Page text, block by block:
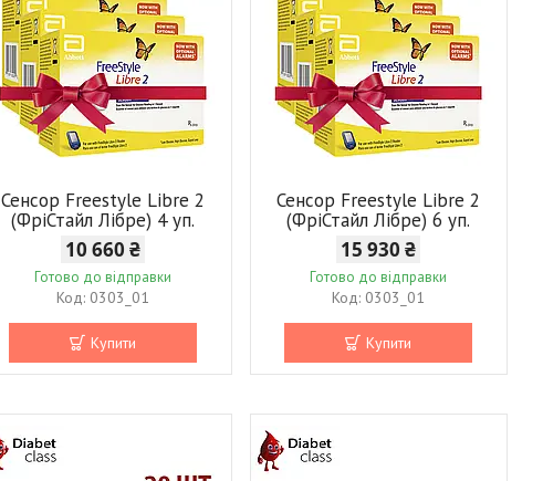
Сенсор Freestyle Libre 2
(ФріСтайл Лібре) 4 уп.
10 660 ₴
Готово до відправки
0303_01
Купити
Сенсор Freestyle Libre 2
(ФріСтайл Лібре) 6 уп.
15 930 ₴
Готово до відправки
0303_01
Купити